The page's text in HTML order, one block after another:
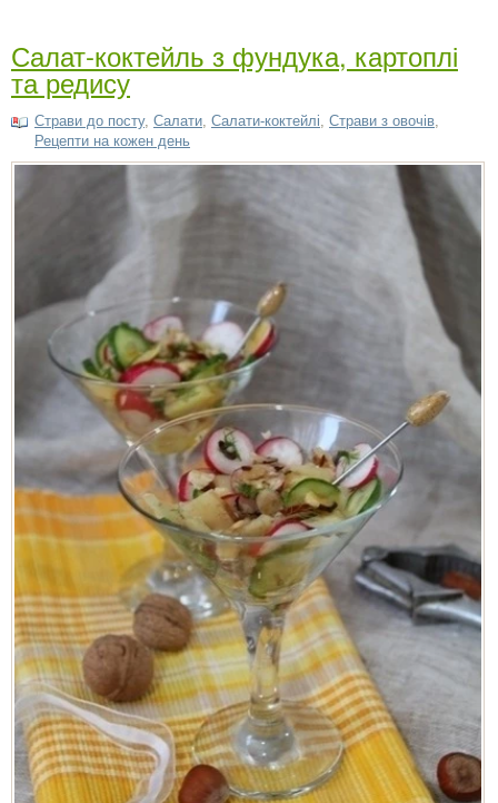
Салат-коктейль з фундука, картоплі
та редису
Страви до посту, Салати, Салати-коктейлі, Страви з овочів,
Рецепти на кожен день